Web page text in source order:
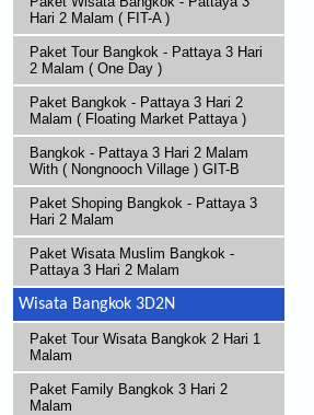
Hari 2 Malam ( FIT-A )
Paket Tour Bangkok - Pattaya 3 Hari
2 Malam ( One Day )
Paket Bangkok - Pattaya 3 Hari 2
Malam ( Floating Market Pattaya )
Bangkok - Pattaya 3 Hari 2 Malam
With ( Nongnooch Village ) GIT-B
Paket Shoping Bangkok - Pattaya 3
Hari 2 Malam
Paket Wisata Muslim Bangkok -
Pattaya 3 Hari 2 Malam
Wisata Bangkok 3D2N
Paket Tour Wisata Bangkok 2 Hari 1
Malam
Paket Family Bangkok 3 Hari 2
Malam